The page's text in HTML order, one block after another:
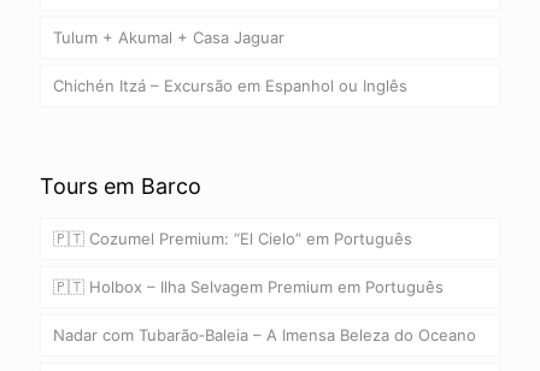
Tulum + Akumal + Casa Jaguar
Chichén Itzá – Excursão em Espanhol ou Inglês
Tours em Barco
🇵🇹 Cozumel Premium: “El Cielo” em Português
🇵🇹 Holbox – Ilha Selvagem Premium em Português
Nadar com Tubarão‑Baleia – A Imensa Beleza do Oceano